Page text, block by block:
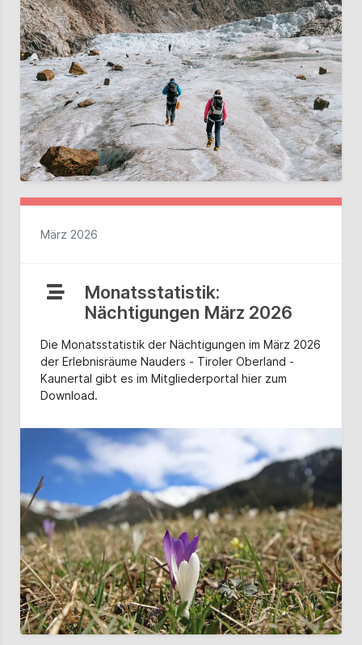
März 2026
Monatsstatistik:
Nächtigungen März 2026
Die Monatsstatistik der Nächtigungen im März 2026
der Erlebnisräume Nauders - Tiroler Oberland -
Kaunertal gibt es im Mitgliederportal hier zum
Download.